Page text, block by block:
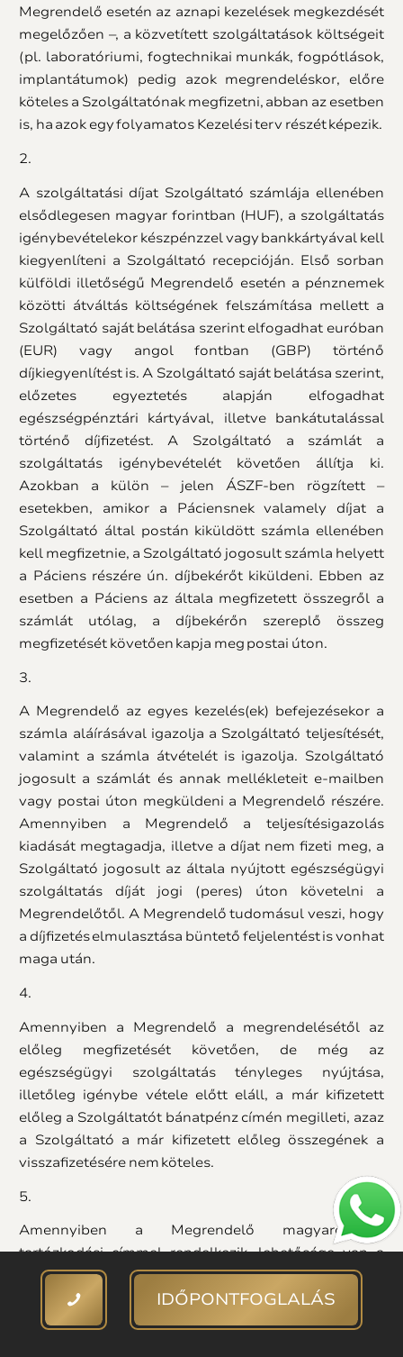
Megrendelő esetén az aznapi kezelések megkezdését
megelőzően –, a közvetített szolgáltatások költségeit
(pl. laboratóriumi, fogtechnikai munkák, fogpótlások,
implantátumok) pedig azok megrendeléskor, előre
köteles a Szolgáltatónak megfizetni, abban az esetben
is, ha azok egy folyamatos Kezelési terv részét képezik.
2.
A szolgáltatási díjat Szolgáltató számlája ellenében
elsődlegesen magyar forintban (HUF), a szolgáltatás
igénybevételekor készpénzzel vagy bankkártyával kell
kiegyenlíteni a Szolgáltató recepcióján. Első sorban
külföldi illetőségű Megrendelő esetén a pénznemek
közötti átváltás költségének felszámítása mellett a
Szolgáltató saját belátása szerint elfogadhat euróban
(EUR) vagy angol fontban (GBP) történő
díjkiegyenlítést is. A Szolgáltató saját belátása szerint,
előzetes egyeztetés alapján elfogadhat
egészségpénztári kártyával, illetve bankátutalással
történő díjfizetést. A Szolgáltató a számlát a
szolgáltatás igénybevételét követően állítja ki.
Azokban a külön – jelen ÁSZF-ben rögzített –
esetekben, amikor a Páciensnek valamely díjat a
Szolgáltató által postán kiküldött számla ellenében
kell megfizetnie, a Szolgáltató jogosult számla helyett
a Páciens részére ún. díjbekérőt kiküldeni. Ebben az
esetben a Páciens az általa megfizetett összegről a
számlát utólag, a díjbekérőn szereplő összeg
megfizetését követően kapja meg postai úton.
3.
A Megrendelő az egyes kezelés(ek) befejezésekor a
számla aláírásával igazolja a Szolgáltató teljesítését,
valamint a számla átvételét is igazolja. Szolgáltató
jogosult a számlát és annak mellékleteit e-mailben
vagy postai úton megküldeni a Megrendelő részére.
Amennyiben a Megrendelő a teljesítésigazolás
kiadását megtagadja, illetve a díjat nem fizeti meg, a
Szolgáltató jogosult az általa nyújtott egészségügyi
szolgáltatás díját jogi (peres) úton követelni a
Megrendelőtől. A Megrendelő tudomásul veszi, hogy
a díjfizetés elmulasztása büntető feljelentést is vonhat
maga után.
4.
Amennyiben a Megrendelő a megrendelésétől az
előleg megfizetését követően, de még az
egészségügyi szolgáltatás tényleges nyújtása,
illetőleg igénybe vétele előtt eláll, a már kifizetett
előleg a Szolgáltatót bánatpénz címén megilleti, azaz
a Szolgáltató a már kifizetett előleg összegének a
visszafizetésére nem köteles.
5.
Amennyiben a Megrendelő magyarországi
tartózkodási címmel rendelkezik, lehetősége van a
szolgáltatási díj megfizetését biztosítón keresztül
kérni. Ebben az esetben a biztosító által előírt
dokumentumok megküldése után a biztosító fizeti
IDŐPONTFOGLALÁS